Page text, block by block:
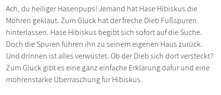
Ach, du heiliger Hasenpups! Jemand hat Hase Hibiskus die
Möhren geklaut. Zum Glück hat der freche Dieb Fußspuren
hinterlassen. Hase Hibiskus begibt sich sofort auf die Suche.
Doch die Spuren führen ihn zu seinem eigenen Haus zurück.
Und drinnen ist alles verwüstet. Ob der Dieb sich dort versteckt?
Zum Glück gibt es eine ganz einfache Erklärung dafür und eine
möhrenstarke Überraschung für Hibiskus.